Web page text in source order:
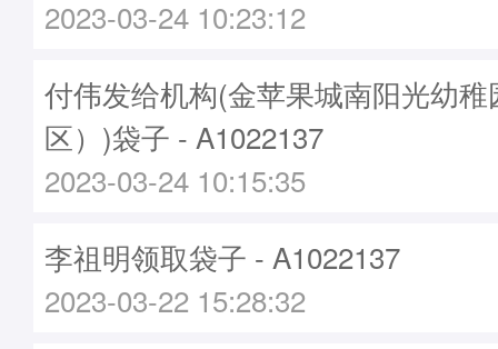
2023-03-24 10:23:12
付伟发给机构(金苹果城南阳光幼稚
区）)袋子 - A1022137
2023-03-24 10:15:35
李祖明领取袋子 - A1022137
2023-03-22 15:28:32